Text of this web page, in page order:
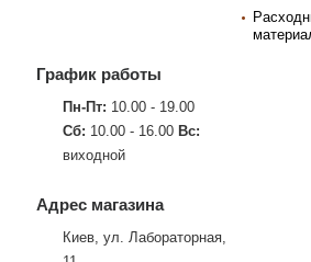
График работы
Пн-Пт: 10.00 - 19.00
Сб: 10.00 - 16.00 Вс:
виходной
Адрес магазина
Киев, ул. Лабораторная,